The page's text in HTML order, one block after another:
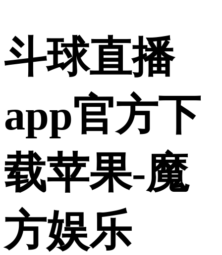
斗球直播
app官方下
载苹果-魔
方娱乐